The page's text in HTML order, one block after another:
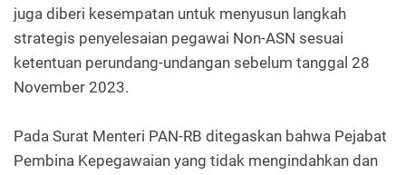
juga diberi kesempatan untuk menyusun langkah
strategis penyelesaian pegawai Non-ASN sesuai
ketentuan perundang-undangan sebelum tanggal 28
November 2023.
Pada Surat Menteri PAN-RB ditegaskan bahwa Pejabat
Pembina Kepegawaian yang tidak mengindahkan dan